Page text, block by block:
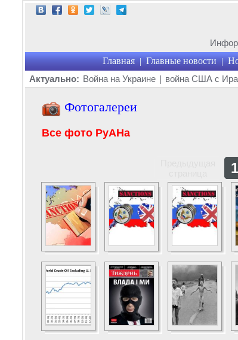
Главная | Главные новости |
Актуально: Война на Украине | война США с
Фотогалереи
Все фото РуАНа
1